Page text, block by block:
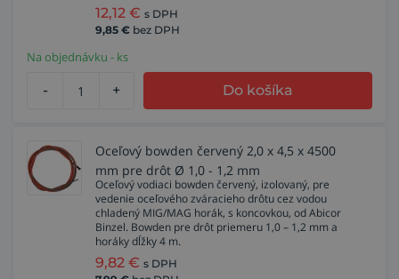
12,12 € s DPH
9,85 € bez DPH
Na objednávku - ks
- + Do košíka
Oceľový bowden červený 2,0 x 4,5 x 4500
mm pre drôt Ø 1,0 - 1,2 mm
Oceľový vodiaci bowden červený, izolovaný, pre
vedenie oceľového zváracieho drôtu cez vodou
chladený MIG/MAG horák, s koncovkou, od Abicor
Binzel. Bowden pre drôt priemeru 1,0 – 1,2 mm a
horáky dĺžky 4 m.
9,82 € s DPH